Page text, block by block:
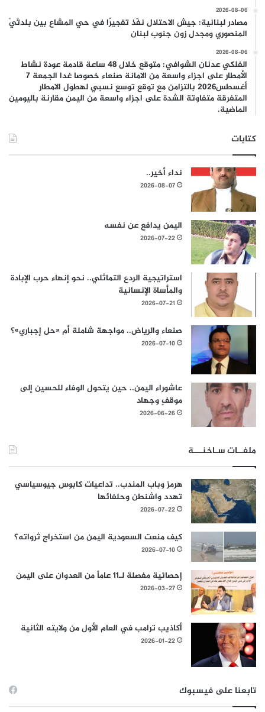
2026-08-06
مصادر لبنانية: جيش الاحتلال نفّذ تفجيرًا في حي المشاع بين بلدتَيْ
المنصوري ومجدل زون جنوب لبنان
2026-08-06
الفلكي عدنان الشوافي: متوقع خلال 48 ساعة قادمة عودة نشاط
الأمطار على اجزاء واسعة من الامانة صنعاء خصوصا غدا الجمعة 7
أغسطس2026 بالتزامن مع توقع توسع نسبي لهطول الامطار
المتفرقة متفاوتة الشدة على اجزاء واسعة من اليمن مقارنة باليومين
الماضية.
كتابات
نداء أخير..
2026-08-07
اليمن يدافع عن نفسه
2026-07-22
استراتيجية الردع التماثلي.. نحو إنهاء حرب الإبادة
والمأساة الإنسانية
2026-07-21
صنعاء والرياض.. مواجهة شاملة أم «حل إجباري»؟
2026-07-10
عاشوراء اليمن.. حين يتحول الوفاء للحسين إلى
موقفٍ وجهاد
2026-06-26
ملفــات سـاخنـــة
هرمز وباب المندب.. تداعيات كابوس جيوسياسي
تهدد واشنطن وحلفائها
2026-07-22
كيف منعت السعودية اليمن من استخراج ثرواته؟
2026-07-10
إحصائية مفصلة لـ11 عاماً من العدوان على اليمن
2026-03-27
أكاذيب ترامب في العام الأول من ولايته الثانية
2026-01-22
تابعنا على فيسبوك